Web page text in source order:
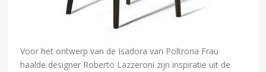
Voor het ontwerp van de Isadora van Poltrona Frau
haalde designer Roberto Lazzeroni zijn inspiratie uit de